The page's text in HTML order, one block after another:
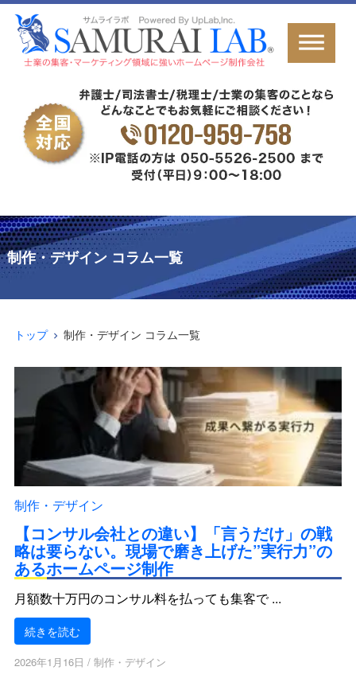
制作・デザイン コラム一覧
トップ 制作・デザイン コラム一覧
制作・デザイン
【コンサル会社との違い】「言うだけ」の戦
略は要らない。現場で磨き上げた”実行力”の
あるホームページ制作
月額数十万円のコンサル料を払っても集客で ...
続きを読む
2026年1月16日 / 制作・デザイン